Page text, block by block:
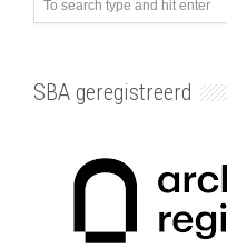
SBA geregistreerd